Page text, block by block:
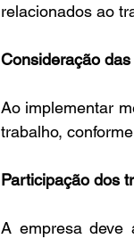
relacionados ao
Consideração
Ao implementar
trabalho,
Participação dos
A empresa deve